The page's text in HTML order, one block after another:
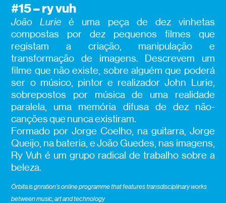
#15 – ry vuh
João Lurie é uma peça de dez vinhetas
compostas por dez pequenos filmes que
registam a criação, manipulação e
transformação de imagens. Descrevem um
filme que não existe, sobre alguém que poderá
ser o músico, pintor e realizador John Lurie,
sobrepostos por música de uma realidade
paralela, uma memória difusa de dez não-
canções que nunca existiram.
Formado por Jorge Coelho, na guitarra, Jorge
Queijo, na bateria, e João Guedes, nas imagens,
Ry Vuh é um grupo radical de trabalho sobre a
beleza.
Órbita is gnration’s online programme that features transdisciplinary works
between music, art and technology